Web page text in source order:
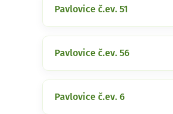
Pavlovice č.ev. 51
Pavlovice č.ev. 56
Pavlovice č.ev. 6